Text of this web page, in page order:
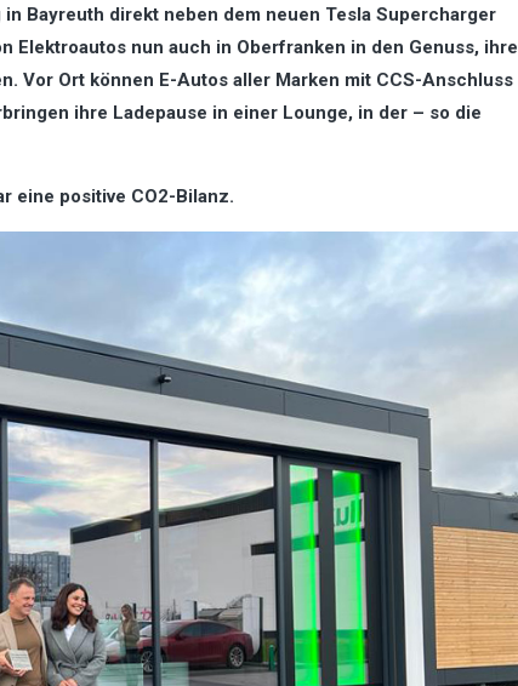
Bayreuth direkt neben dem neuen Tesla Supercharger
Elektroautos nun auch in Oberfranken in den Genuss, ihre
Vor Ort können E-Autos aller Marken mit CCS-Anschluss
ihre Ladepause in einer Lounge, in der – so die
eine positive CO2-Bilanz.